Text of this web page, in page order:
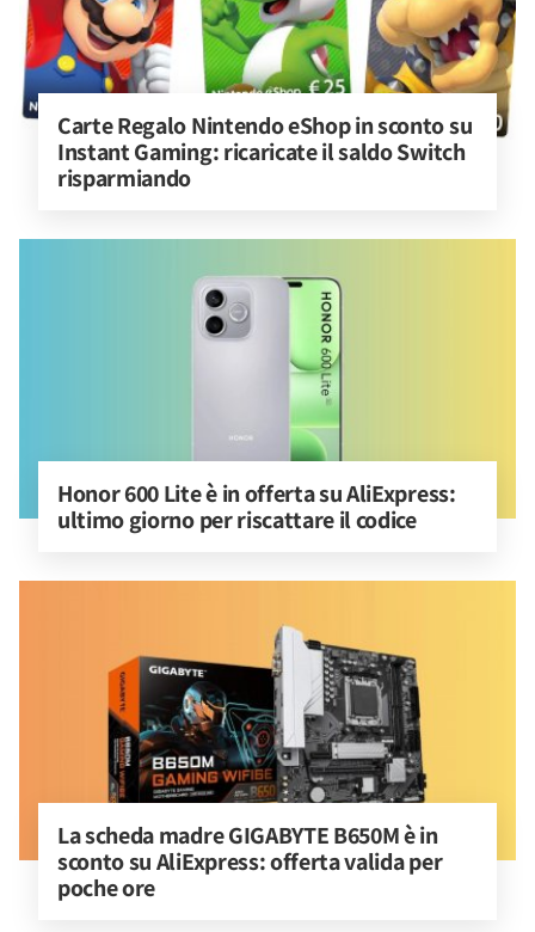
Carte Regalo Nintendo eShop in sconto su
Instant Gaming: ricaricate il saldo Switch
risparmiando
Honor 600 Lite è in offerta su AliExpress:
ultimo giorno per riscattare il codice
La scheda madre GIGABYTE B650M è in
sconto su AliExpress: offerta valida per
poche ore